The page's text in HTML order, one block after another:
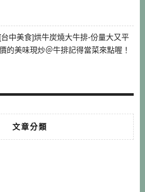
[台中美食]烘牛炭燒大牛排-份量大又平
的美味現炒＠牛排記得當菜來點喔！
文章分類